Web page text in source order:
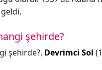
şehirde?
şehirde?, Devrimci Sol